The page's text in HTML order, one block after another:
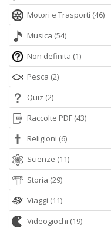
Motori e Trasporti (46)
Musica (54)
Non definita (1)
Pesca (2)
Quiz (2)
Raccolte PDF (43)
Religioni (6)
Scienze (11)
Storia (29)
Viaggi (11)
Videogiochi (19)